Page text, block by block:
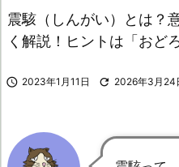
震駭（しんがい）とは？
く解説！ヒントは「おど
 2023年1月11日  2026年3月24